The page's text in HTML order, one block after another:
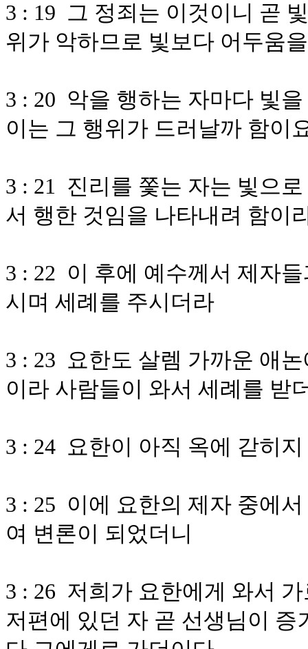
3 : 19 그 정죄는 이것이니 곧
위가 악하므로 빛보다 어두움
3 : 20 악을 행하는 자마다 빛
이는 그 행위가 드러날까 함이
3 : 21 진리를 쫓는 자는 빛으
서 행한 것임을 나타내려 함이
3 : 22 이 후에 예수께서 제자
시며 세례를 주시더라
3 : 23 요한도 살렘 가까운 애
이라 사람들이 와서 세례를 받
3 : 24 요한이 아직 옥에 갇히
3 : 25 이에 요한의 제자 중에
여 변론이 되었더니
3 : 26 저희가 요한에게 와서
저편에 있던 자 곧 선생님이